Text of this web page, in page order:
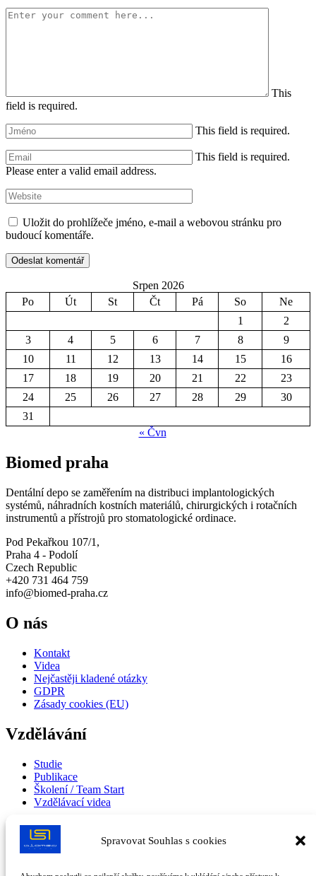
Spravovat Souhlas s cookies
This
field is required.
This field is required.
This field is required.
Please enter a valid email address.
Uložit do prohlížeče jméno, e-mail a webovou stránku pro
budoucí komentáře.
Srpen 2026
Po
Út St Čt Pá So
Ne
1
2
3
4 5 6 7 8
9
10
11 12 13 14 15
16
17
18 19 20 21 22
23
24
25 26 27 28 29
30
31
« Čvn
Biomed praha
Dentální depo se zaměřením na distribuci implantologických
systémů, náhradních kostních materiálů, chirurgických i rotačních
instrumentů a přístrojů pro stomatologické ordinace.
Pod Pekařkou 107/1,
Praha 4 - Podolí
Czech Republic
+420 731 464 759
info@biomed-praha.cz
O nás
Kontakt
Videa
Nejčastěji kladené otázky
GDPR
Zásady cookies (EU)
Vzdělávání
Studie
Publikace
Školení / Team Start
Vzdělávací videa
PRO PARTNERY